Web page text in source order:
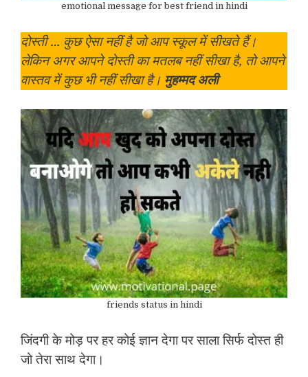
emotional message for best friend in hindi
दोस्ती … कुछ ऐसा नहीं है जो आप स्कूल में सीखते हैं।
लेकिन अगर आपने दोस्ती का मतलब नहीं सीखा है, तो आपने
वास्तव में कुछ भी नहीं सीखा है। मुहम्मद अली
friends status in hindi
जिंदगी के मोड़ पर हर कोई ज्ञान देगा पर साला सिर्फ दोस्त ही
जो तेरा साथ देगा।